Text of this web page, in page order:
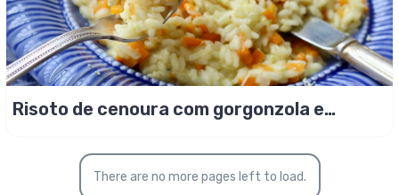
Risoto de cenoura com gorgonzola e
There are no more pages left to load.